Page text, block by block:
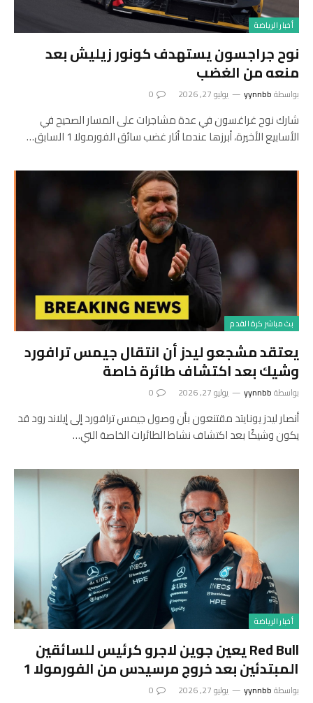
أخبار الرياضة
نوح جراجسون يستهدف كونور زيليش بعد
منعه من الغضب
بواسطةyynnbb يوليو 27, 2026 0
شارك نوح غراغسون في عدة مشاجرات على المسار الصحيح في
الأسابيع الأخيرة، أبرزها عندما أثار غضب سائق الفورمولا 1 السابق…
بث مباشر كرة القدم
يعتقد مشجعو ليدز أن انتقال جيمس ترافورد
وشيك بعد اكتشاف طائرة خاصة
بواسطةyynnbb يوليو 27, 2026 0
أنصار ليدز يونايتد مقتنعون بأن وصول جيمس ترافورد إلى إيلاند رود قد
يكون وشيكًا بعد اكتشاف نشاط الطائرات الخاصة التي…
أخبار الرياضة
Red Bull يعين جوين لاجرو كرئيس للسائقين
المبتدئين بعد خروج مرسيدس من الفورمولا 1
بواسطةyynnbb يوليو 27, 2026 0